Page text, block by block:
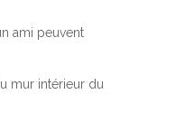
ami peuvent
mur intérieur du